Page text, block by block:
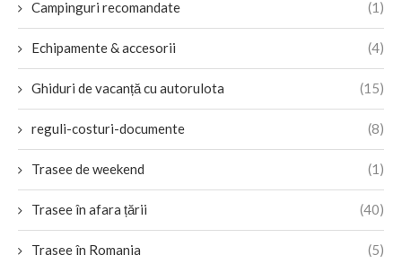
Campinguri recomandate (1)
Echipamente & accesorii (4)
Ghiduri de vacanță cu autorulota (15)
reguli-costuri-documente (8)
Trasee de weekend (1)
Trasee în afara țării (40)
Trasee în Romania (5)